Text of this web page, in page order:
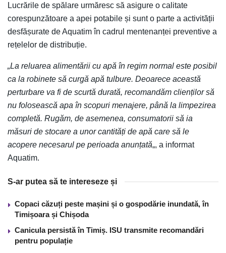
Lucrările de spălare urmăresc să asigure o calitate
corespunzătoare a apei potabile și sunt o parte a activității
desfășurate de Aquatim în cadrul mentenanței preventive a
rețelelor de distribuție.
„La reluarea alimentării cu apă în regim normal este posibil
ca la robinete să curgă apă tulbure. Deoarece această
perturbare va fi de scurtă durată, recomandăm clienților să
nu folosească apa în scopuri menajere, până la limpezirea
completă. Rugăm, de asemenea, consumatorii să ia
măsuri de stocare a unor cantități de apă care să le
acopere necesarul pe perioada anunțată„, a informat
Aquatim.
S-ar putea să te intereseze și
Copaci căzuți peste mașini și o gospodărie inundată, în
Timișoara și Chișoda
Canicula persistă în Timiș. ISU transmite recomandări
pentru populație